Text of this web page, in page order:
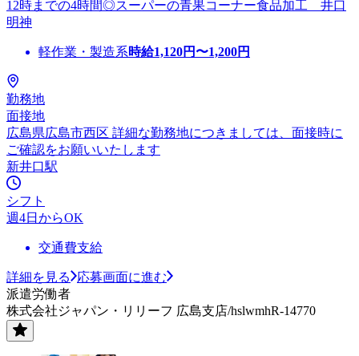
12時までの4時間◎スーパーの青果コーナー食品加工 井口
明神
軽作業・製造系時給1,120円〜1,200円
勤務地
面接地
広島県広島市西区 詳細な勤務地につきましては、面接時に
ご確認をお願いいたします
新井口駅
シフト
週4日からOK
交通費支給
詳細を見る
応募画面に進む
派遣労働者
株式会社ジャパン・リリーフ 広島支店/hslwmhR-14770